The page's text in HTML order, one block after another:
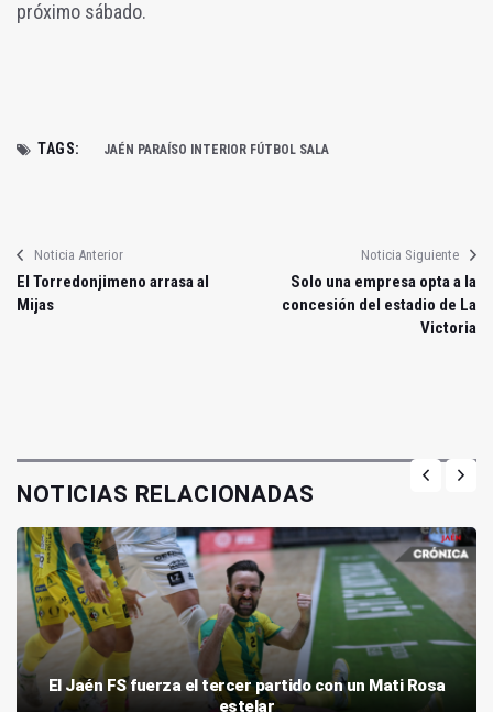
próximo sábado.
TAGS: JAÉN PARAÍSO INTERIOR FÚTBOL SALA
Noticia Anterior
El Torredonjimeno arrasa al
Mijas
Noticia Siguiente
Solo una empresa opta a la
concesión del estadio de La
Victoria
NOTICIAS RELACIONADAS
El Jaén FS fuerza el tercer partido con un Mati Rosa
estelar